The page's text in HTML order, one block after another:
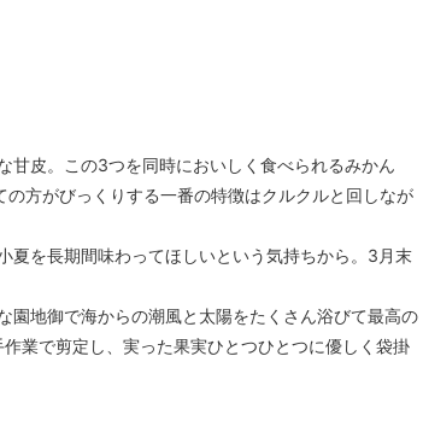
甘皮。この3つを同時においしく食べられるみかん
方がびっくりする一番の特徴はクルクルと回しなが
夏を長期間味わってほしいという気持ちから。3月末
園地御で海からの潮風と太陽をたくさん浴びて最高の
業で剪定し、実った果実ひとつひとつに優しく袋掛